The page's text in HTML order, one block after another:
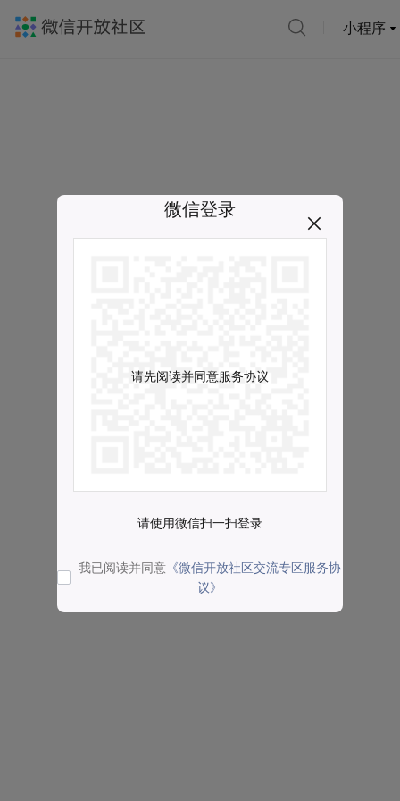
小程序
微信登录
请先阅读并同意服务协议
请使用微信扫一扫登录
我已阅读并同意 《微信开放社区交流专区服务协
议》